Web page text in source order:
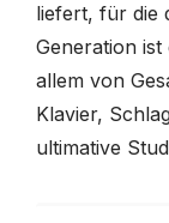
liefert, für die
Generation
allem von
Klavier,
ultimative